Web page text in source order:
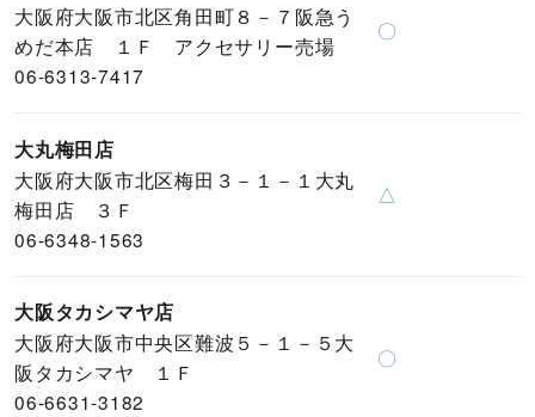
大阪府大阪市北区角田町８－７阪急う
めだ本店 １Ｆ アクセサリー売場
06-6313-7417
〇
大丸梅田店
大阪府大阪市北区梅田３－１－１大丸
梅田店 ３Ｆ
06-6348-1563
△
大阪タカシマヤ店
大阪府大阪市中央区難波５－１－５大
阪タカシマヤ １Ｆ
06-6631-3182
〇